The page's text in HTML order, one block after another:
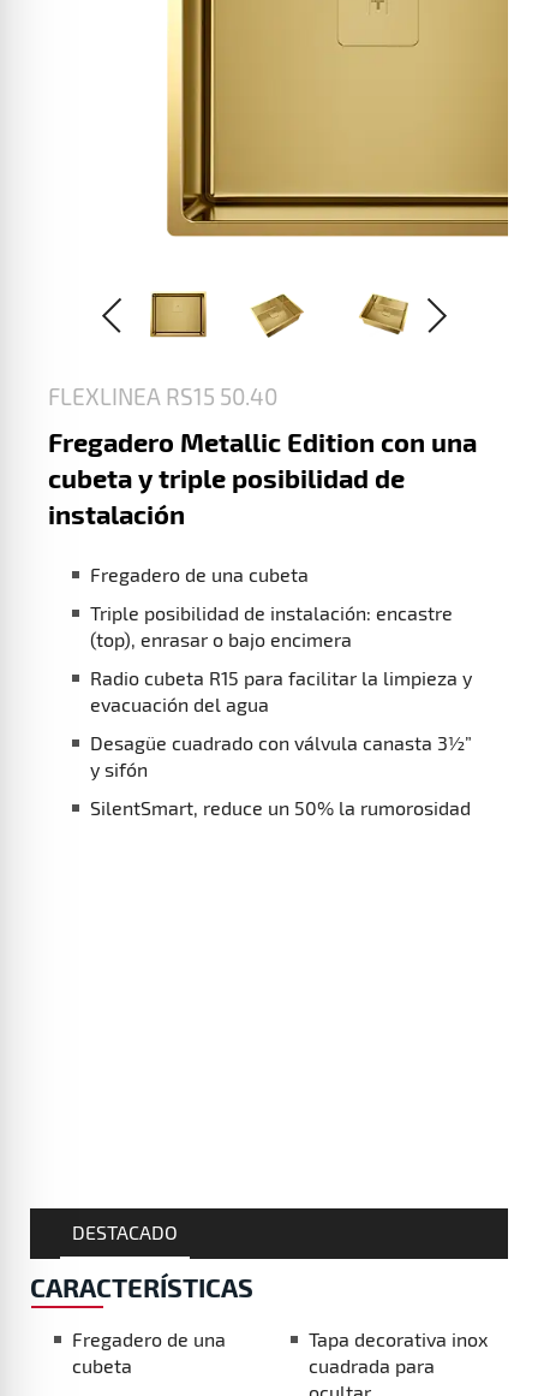
FLEXLINEA RS15 50.40
Fregadero Metallic Edition con una
cubeta y triple posibilidad de
instalación
Fregadero de una cubeta
Triple posibilidad de instalación: encastre
(top), enrasar o bajo encimera
Radio cubeta R15 para facilitar la limpieza y
evacuación del agua
Desagüe cuadrado con válvula canasta 3½”
y sifón
SilentSmart, reduce un 50% la rumorosidad
DESTACADO
CARACTERÍSTICAS
Fregadero de una
cubeta
Tapa decorativa inox
cuadrada para